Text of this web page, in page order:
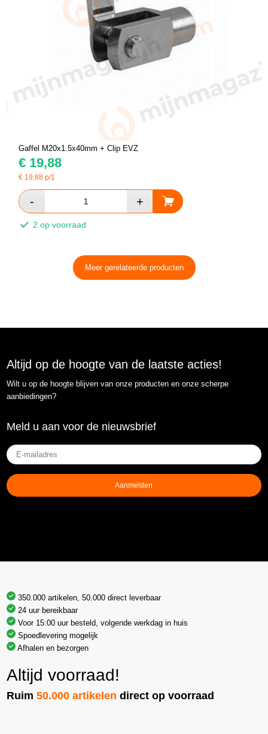
Gaffel M20x1.5x40mm + Clip EVZ
€ 19,88
€ 19,88 p/1
2 op voorraad
Meer gerelateerde producten
Altijd op de hoogte van de laatste acties!
Wilt u op de hoogte blijven van onze producten en onze scherpe
aanbiedingen?
Meld u aan voor de nieuwsbrief
E-
mailadres(Vereist)
Aanmelden
350.000 artikelen, 50.000 direct leverbaar
24 uur bereikbaar
Voor 15:00 uur besteld, volgende werkdag in huis
Spoedlevering mogelijk
Afhalen en bezorgen
Altijd voorraad!
Ruim50.000 artikelen direct op voorraad